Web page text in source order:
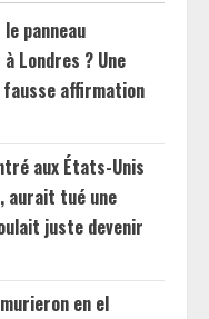
panneau
Londres ? Une
affirmation
aux États-Unis
aurait tué une
juste devenir
en el